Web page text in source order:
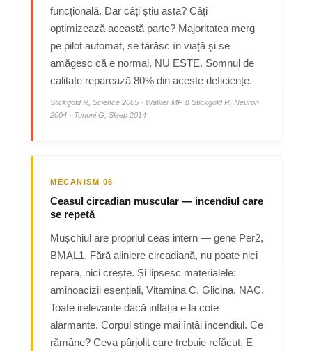
funcțională. Dar câți știu asta? Câți
optimizează această parte? Majoritatea merg
pe pilot automat, se târăsc în viață și se
amăgesc că e normal. NU ESTE. Somnul de
calitate reparează 80% din aceste deficiențe.
Stickgold R, Science 2005 · Walker MP & Stickgold R, Neuron
2004 · Tononi G, Sleep 2014
MECANISM 06
Ceasul circadian muscular — incendiul care
se repetă
Mușchiul are propriul ceas intern — gene Per2,
BMAL1. Fără aliniere circadiană, nu poate nici
repara, nici crește. Și lipsesc materialele:
aminoacizii esențiali, Vitamina C, Glicina, NAC.
Toate irelevante dacă inflația e la cote
alarmante. Corpul stinge mai întâi incendiul. Ce
rămâne? Ceva pârjolit care trebuie refăcut. E